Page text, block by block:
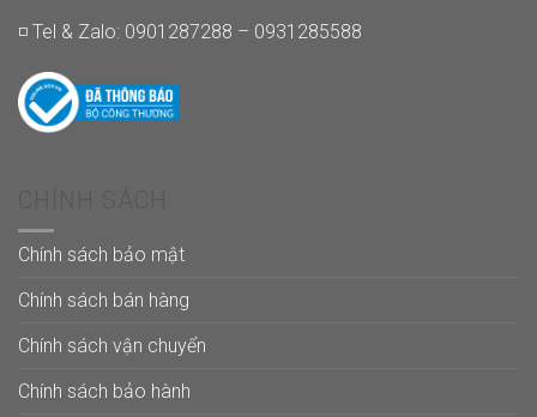
◽ Tel & Zalo: 0901287288 – 0931285588
Chính sách bảo mật
Chính sách bán hàng
Chính sách vận chuyển
Chính sách bảo hành